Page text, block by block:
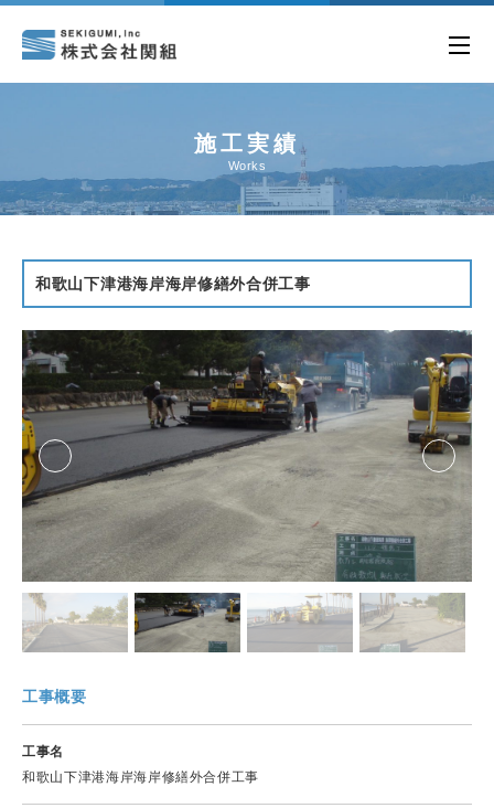
施工実績
Works
和歌山下津港海岸海岸修繕外合併工事
工事概要
工事名
和歌山下津港海岸海岸修繕外合併工事